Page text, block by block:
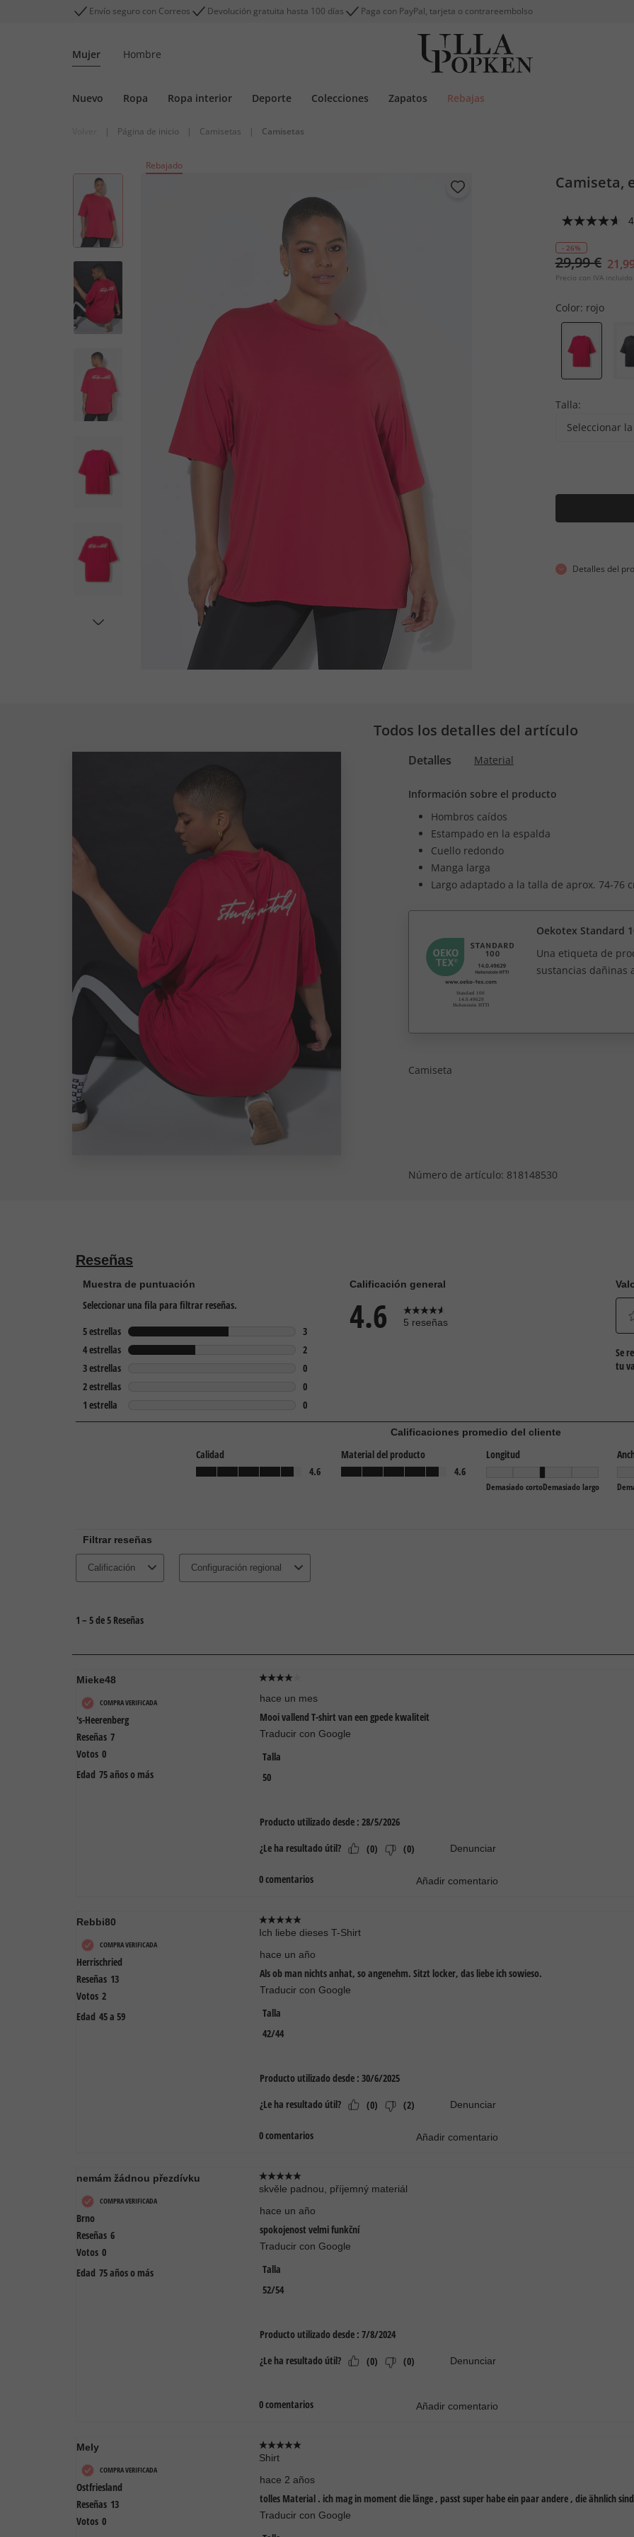
Envío seguro con Correos Devolución gratuita hasta 100 días Paga con PayPal, tarjeta o contrareembolso
Mujer Hombre
Nuevo Ropa Ropa interior Deporte Colecciones Zapatos Rebajas
| Página de inicio | Camisetas | Camisetas
Rebajado
Camiseta,
- 26%
29,99 €
Precio con IVA incluido
Color: rojo
Talla:
Seleccionar
Detalles del
Todos los detalles del artículo
Detalles Material
Información sobre el producto
Hombros caídos
Estampado en la espalda
Cuello redondo
Manga larga
Largo adaptado a la talla de aprox. 74-76
Oekotex Standard
Una etiqueta de
sustancias dañinas
Camiseta
Número de artículo: 818148530